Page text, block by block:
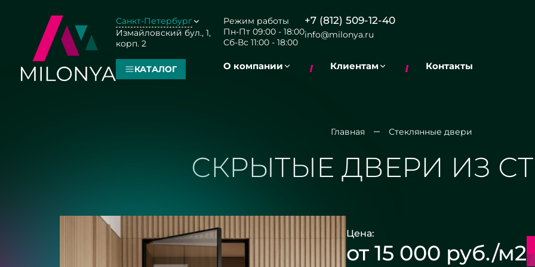
Санкт-Петербург
Измайловский бул., 1,
корп. 2
Режим работы
Пн-Пт 09:00 - 18:00
Сб-Вс 11:00 - 18:00
+7 (812) 509-12-40
info@milonya.ru
КАТАЛОГ О компании Клиентам Контакты
Главная Стеклянные двери
СКРЫТЫЕ ДВЕРИ ИЗ
Цена:
от 15 000 руб./м2